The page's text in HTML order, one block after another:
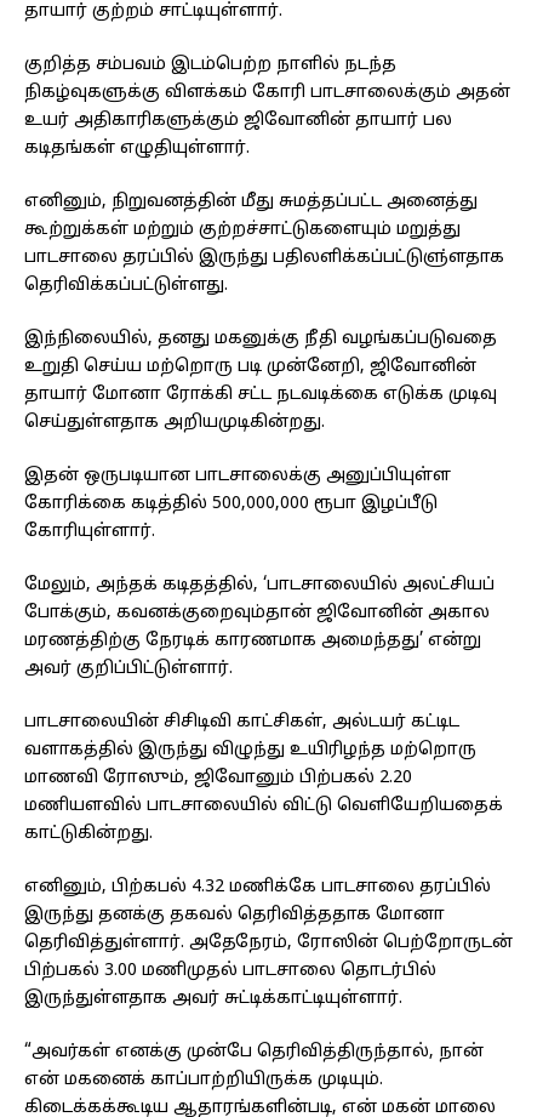
தாயார் குற்றம் சாட்டியுள்ளார்.
குறித்த சம்பவம் இடம்பெற்ற நாளில் நடந்த
நிகழ்வுகளுக்கு விளக்கம் கோரி பாடசாலைக்கும் அதன்
உயர் அதிகாரிகளுக்கும் ஜிவோனின் தாயார் பல
கடிதங்கள் எழுதியுள்ளார்.
எனினும், நிறுவனத்தின் மீது சுமத்தப்பட்ட அனைத்து
கூற்றுக்கள் மற்றும் குற்றச்சாட்டுகளையும் மறுத்து
பாடசாலை தரப்பில் இருந்து பதிலளிக்கப்பட்டுளு்ளதாக
தெரிவிக்கப்பட்டுள்ளது.
இந்நிலையில், தனது மகனுக்கு நீதி வழங்கப்படுவதை
உறுதி செய்ய மற்றொரு படி முன்னேறி, ஜிவோனின்
தாயார் மோனா ரோக்கி சட்ட நடவடிக்கை எடுக்க முடிவு
செய்துள்ளதாக அறியமுடிகின்றது.
இதன் ஒருபடியான பாடசாலைக்கு அனுப்பியுள்ள
கோரிக்கை கடித்தில் 500,000,000 ரூபா இழப்பீடு
கோரியுள்ளார்.
மேலும், அந்தக் கடிதத்தில், ‘பாடசாலையில் அலட்சியப்
போக்கும், கவனக்குறைவும்தான் ஜிவோனின் அகால
மரணத்திற்கு நேரடிக் காரணமாக அமைந்தது’ என்று
அவர் குறிப்பிட்டுள்ளார்.
பாடசாலையின் சிசிடிவி காட்சிகள், அல்டயர் கட்டிட
வளாகத்தில் இருந்து விழுந்து உயிரிழந்த மற்றொரு
மாணவி ரோஸும், ஜிவோனும் பிற்பகல் 2.20
மணியளவில் பாடசாலையில் விட்டு வெளியேறியதைக்
காட்டுகின்றது.
எனினும், பிற்கபல் 4.32 மணிக்கே பாடசாலை தரப்பில்
இருந்து தனக்கு தகவல் தெரிவித்ததாக மோனா
தெரிவித்துள்ளார். அதேநேரம், ரோஸின் பெற்றோருடன்
பிற்பகல் 3.00 மணிமுதல் பாடசாலை தொடர்பில்
இருந்துள்ளதாக அவர் சுட்டிக்காட்டியுள்ளார்.
“அவர்கள் எனக்கு முன்பே தெரிவித்திருந்தால், நான்
என் மகனைக் காப்பாற்றியிருக்க முடியும்.
கிடைக்கக்கூடிய ஆதாரங்களின்படி, என் மகன் மாலை